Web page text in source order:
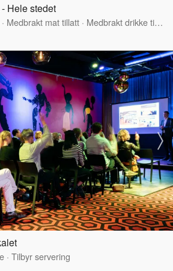
Hele stedet
· Medbrakt mat tillatt · Medbrakt drikke tillatt
· Tilbyr servering